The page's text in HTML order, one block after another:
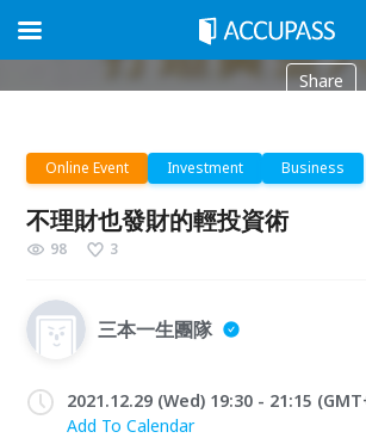
Share
Online Event Investment Business
不理財也發財的輕投資術
98 3
三本一生團隊
2021.12.29 (Wed) 19:30 - 21:15
Add To Calendar